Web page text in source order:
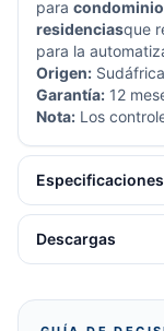
para
residenciasque
para la
Origen: Sudáfrica
Garantía: 12
Nota: Los
Descargas